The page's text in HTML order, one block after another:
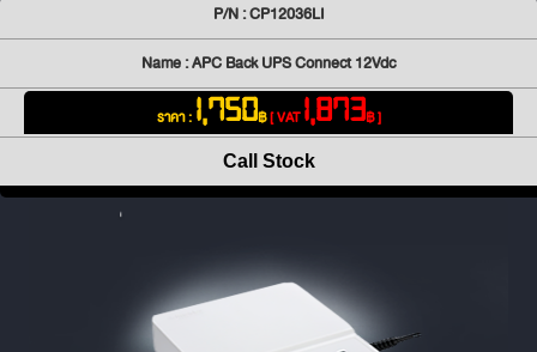
P/N : CP12036LI
Name : APC Back UPS Connect 12Vdc
ราคา : 1,750฿[ VAT1,873฿ ]
Call Stock